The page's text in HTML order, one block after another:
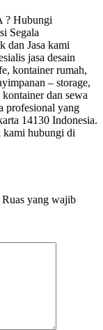
? Hubungi
Segala
dan Jasa kami
jasa desain
kontainer rumah,
– storage,
dan sewa
profesional yang
14130 Indonesia.
kami hubungi di
Ruas yang wajib